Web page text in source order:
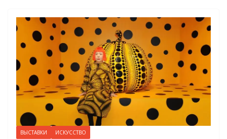
ВЫСТАВКИ ИСКУССТВО